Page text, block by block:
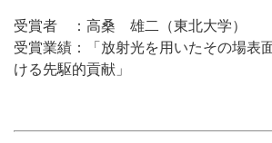
受賞者 ：高桑 雄二（東北大学）
受賞業績：「放射光を用いたその場表
ける先駆的貢献」